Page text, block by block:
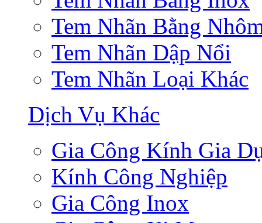
Tem Nhãn Bằng
Tem Nhãn Dập Nổi
Tem Nhãn Loại Khác
Dịch Vụ Khác
Gia Công Kính Gia
Kính Công Nghiệp
Gia Công Inox